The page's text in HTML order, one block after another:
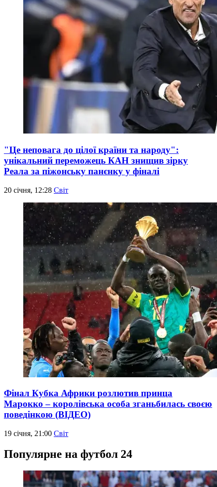
"Це неповага до цілої країни та народу":
унікальний переможець КАН знищив зірку
Реала за піжонську панєнку у фіналі
20 січня, 12:28 Світ
Фінал Кубка Африки розлютив принца
Марокко – королівська особа зганьбилась своєю
поведінкою (ВІДЕО)
19 січня, 21:00 Світ
Популярне на футбол 24